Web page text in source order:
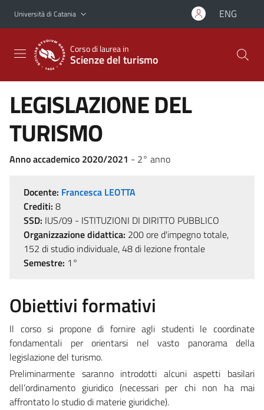
Vai al contenuto principale
Vai al menu di navigazione
Università di Catania ENG
Corso di laurea in
Scienze del turismo
LEGISLAZIONE DEL
TURISMO
Anno accademico 2020/2021 - 2° anno
Docente: Francesca LEOTTA
Crediti: 8
SSD: IUS/09 - ISTITUZIONI DI DIRITTO PUBBLICO
Organizzazione didattica: 200 ore d'impegno totale,
152 di studio individuale, 48 di lezione frontale
Semestre: 1°
Obiettivi formativi
Il corso si propone di fornire agli studenti le coordinate
fondamentali per orientarsi nel vasto panorama della
legislazione del turismo.
Preliminarmente saranno introdotti alcuni aspetti basilari
dell’ordinamento giuridico (necessari per chi non ha mai
affrontato lo studio di materie giuridiche).